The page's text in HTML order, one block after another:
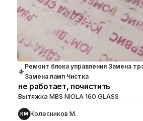
Ремонт блока управления Замена
Замена ламп Чистка
не работает, почистить
Вытяжка MBS NIOLA 160 GLASS
КМ Колесников М.